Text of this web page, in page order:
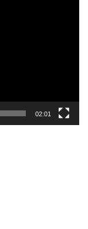
02:01